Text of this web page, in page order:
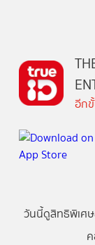
อีก
วันนี้ดูสิทธิพิเศษ